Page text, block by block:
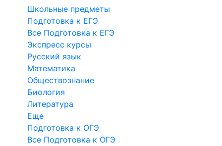
Школьные предметы
Подготовка к ЕГЭ
Все Подготовка к ЕГЭ
Экспресс курсы
Русский язык
Математика
Обществознание
Биология
Литература
Еще
Подготовка к ОГЭ
Все Подготовка к ОГЭ